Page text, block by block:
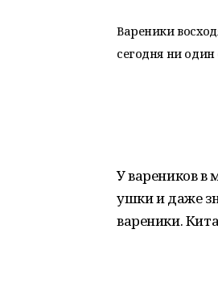
Вареники
сегодня ни
У вареников в
ушки и даже
вареники.